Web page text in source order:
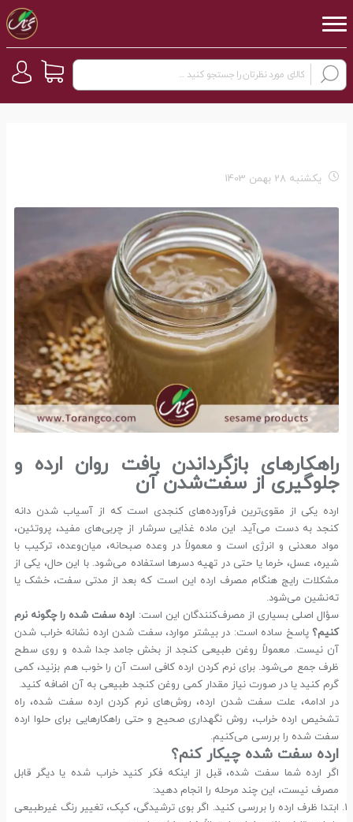
یکشنبه 28 بهمن 1403
راهکارهای بازگرداندن بافت روان ارده و
جلوگیری از سفت‌شدن آن
ارده یکی از مقوی‌ترین فرآورده‌های کنجدی است که از آسیاب شدن دانه
کنجد به دست می‌آید. این ماده غذایی سرشار از چربی‌های مفید، پروتئین،
مواد معدنی و انرژی است و معمولاً در وعده صبحانه، میان‌وعده، ترکیب با
شیره، عسل، خرما یا حتی در تهیه دسرها استفاده می‌شود. با این حال، یکی از
مشکلات رایج هنگام مصرف ارده این است که بعد از مدتی سفت، خشک یا
ته‌نشین می‌شود.
سؤال اصلی بسیاری از مصرف‌کنندگان این است: ارده سفت شده را چگونه نرم
کنیم؟ پاسخ ساده است: در بیشتر موارد، سفت شدن ارده نشانه خراب شدن
آن نیست. معمولاً روغن طبیعی کنجد از بخش جامد جدا شده و روی سطح
ظرف جمع می‌شود. برای نرم کردن ارده کافی است آن را خوب هم بزنید، کمی
گرم کنید یا در صورت نیاز مقدار کمی روغن کنجد طبیعی به آن اضافه کنید.
در ادامه، علت سفت شدن ارده، روش‌های نرم کردن ارده سفت شده، راه
تشخیص ارده خراب، روش نگهداری صحیح و حتی راهکارهایی برای حلوا ارده
سفت شده را بررسی می‌کنیم.
ارده سفت شده چیکار کنم؟
اگر ارده شما سفت شده، قبل از اینکه فکر کنید خراب شده یا دیگر قابل
مصرف نیست، این چند مرحله را انجام دهید:
ابتدا ظرف ارده را بررسی کنید. اگر بوی ترشیدگی، کپک، تغییر رنگ غیرطبیعی